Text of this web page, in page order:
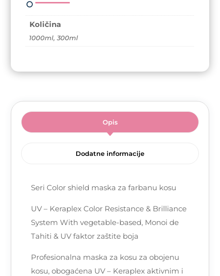
Količina
1000ml, 300ml
Opis
Dodatne informacije
Seri Color shield maska za farbanu kosu
UV – Keraplex Color Resistance & Brilliance
System With vegetable-based, Monoi de
Tahiti & UV faktor zaštite boja
Profesionalna maska za kosu za obojenu
kosu, obogaćena UV – Keraplex aktivnim i